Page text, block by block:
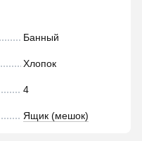
Банный
Хлопок
4
Ящик (мешок)